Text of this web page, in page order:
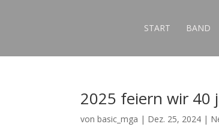
START BAND
2025 feiern wir 40
vonbasic_mga | Dez. 25, 2024 |